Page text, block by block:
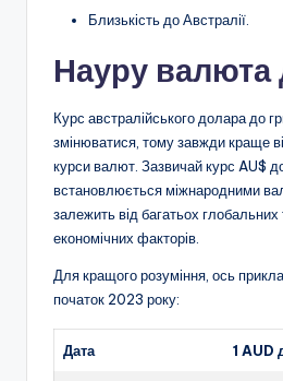
Близькість до Австралії.
Науру валюта
Курс австралійського долара до
змінюватися, тому завжди краще
курси валют. Зазвичай курс AU$
встановлюється міжнародними
залежить від багатьох глобальних
економічних факторів.
Для кращого розуміння, ось
початок 2023 року:
Дата 1 AUD